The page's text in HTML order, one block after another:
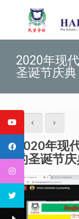
2020年现
圣诞节庆典
2020年现
的圣诞节